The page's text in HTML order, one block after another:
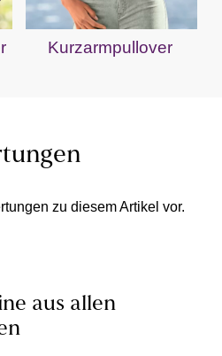
Kurzarmpullover
zu diesem Artikel vor.
aus allen